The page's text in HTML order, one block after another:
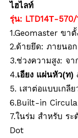
ไฮไลท์
รุ่น: LTD14T-570/
1.Geomaster ขาตั้
2.ด้ายยึด: ภายนอก
3.ช่วงความสูง: จา
4.เอียง แผ่นหัว(ท)
5. เสาต่อแบบเกลีย
6.Built-in
7.ในร่ม สำหรับ ระ
Dot